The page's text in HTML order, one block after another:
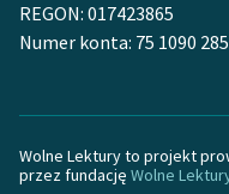
REGON: 017423865
Numer konta: 75 1090
Wolne Lektury to projekt
przez fundację Wolne